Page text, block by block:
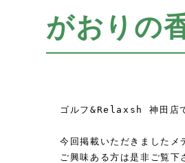
がおりの
ゴルフ&Relaxsh 神田店で
今回掲載いただきました
ご興味ある方は是非ご覧下